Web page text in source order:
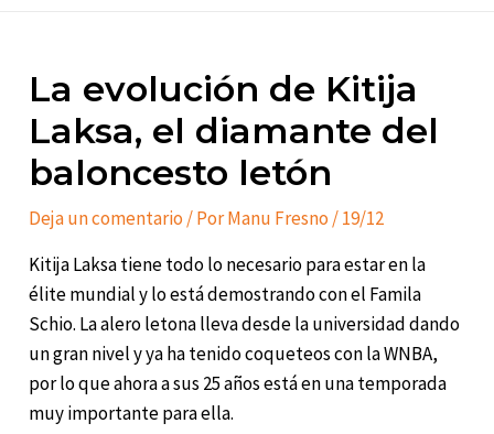
La evolución de Kitija
Laksa, el diamante del
baloncesto letón
Deja un comentario / PorManu Fresno /19/12
Kitija Laksa tiene todo lo necesario para estar en la
élite mundial y lo está demostrando con el Famila
Schio. La alero letona lleva desde la universidad dando
un gran nivel y ya ha tenido coqueteos con la WNBA,
por lo que ahora a sus 25 años está en una temporada
muy importante para ella.